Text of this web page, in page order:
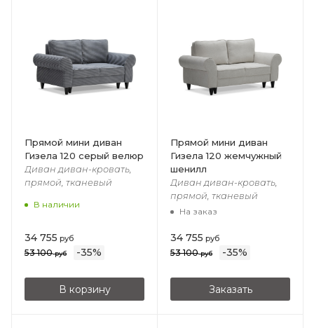
Прямой мини диван
Гизела 120 серый велюр
Диван диван-кровать,
прямой, тканевый
В наличии
34 755 руб
53 100руб -35%
В корзину
Прямой мини диван
Гизела 120 жемчужный
шенилл
Диван диван-кровать,
прямой, тканевый
На заказ
34 755 руб
53 100руб -35%
Заказать